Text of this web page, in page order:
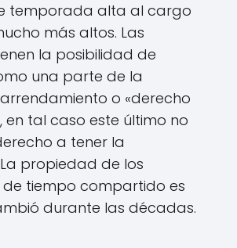
temporada alta al cargo
más altos. Las
la posibilidad de
una parte de la
o «derecho
en tal caso este último no
a tener la
propiedad de los
tiempo compartido es
durante las décadas.